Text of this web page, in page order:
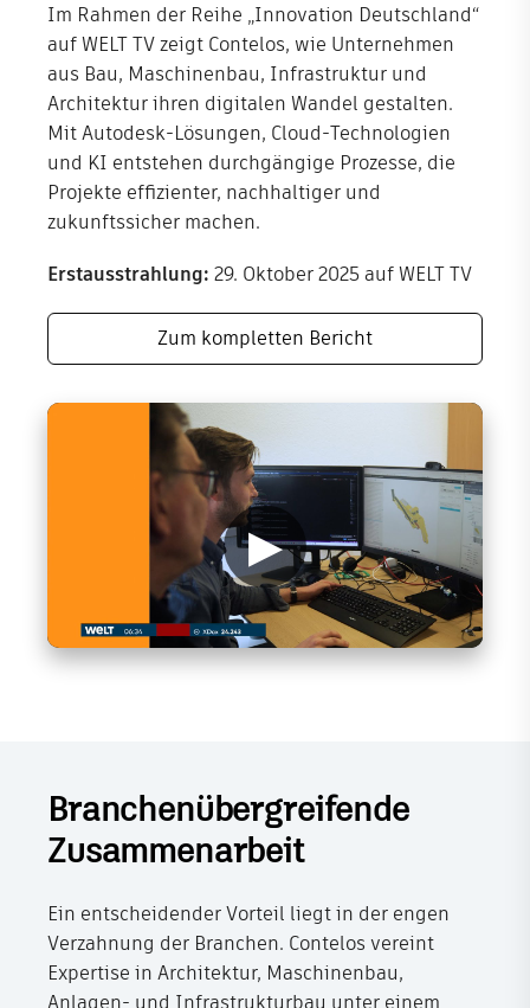
Im Rahmen der Reihe „Innovation Deutschland“
auf WELT TV zeigt Contelos, wie Unternehmen
aus Bau, Maschinenbau, Infrastruktur und
Architektur ihren digitalen Wandel gestalten.
Mit Autodesk-Lösungen, Cloud-Technologien
und KI entstehen durchgängige Prozesse, die
Projekte effizienter, nachhaltiger und
zukunftssicher machen.
Erstausstrahlung: 29. Oktober 2025 auf WELT TV
Zum kompletten Bericht
▶
Branchenübergreifende
Zusammenarbeit
Ein entscheidender Vorteil liegt in der engen
Verzahnung der Branchen. Contelos vereint
Expertise in Architektur, Maschinenbau,